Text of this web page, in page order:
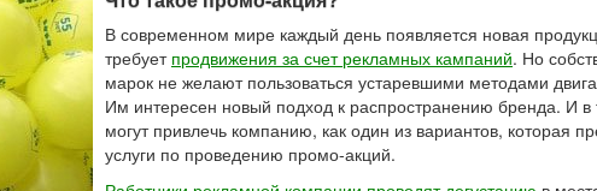
В современном мире каждый день появляется новая
требует продвижения за счет рекламных кампаний. Но
марок не желают пользоваться устаревшими методами
Им интересен новый подход к распространению бренда. И в
могут привлечь компанию, как один из вариантов, которая
услуги по проведению промо-акций.